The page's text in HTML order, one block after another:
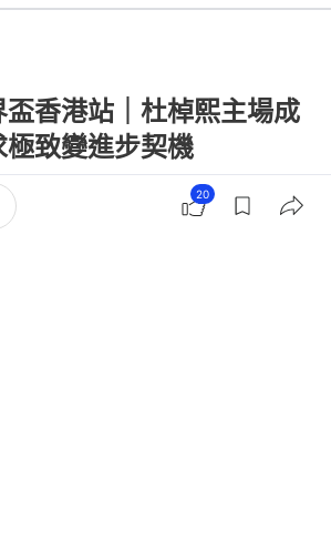
香港站｜杜棹熙主場成
致變進步契機
20